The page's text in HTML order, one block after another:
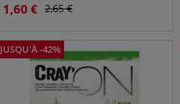
1,60 € 2,65€
JUSQU'À-42%